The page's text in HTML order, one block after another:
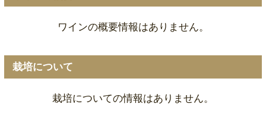
ワインの概要情報はありません。
栽培について
栽培についての情報はありません。